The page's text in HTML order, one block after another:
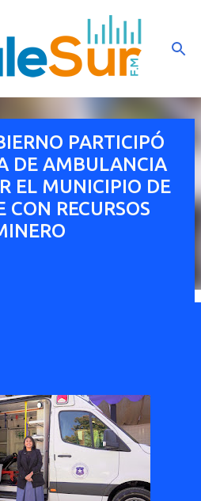
principal
PARTICIPÓ
DE AMBULANCIA
EL MUNICIPIO DE
RECURSOS